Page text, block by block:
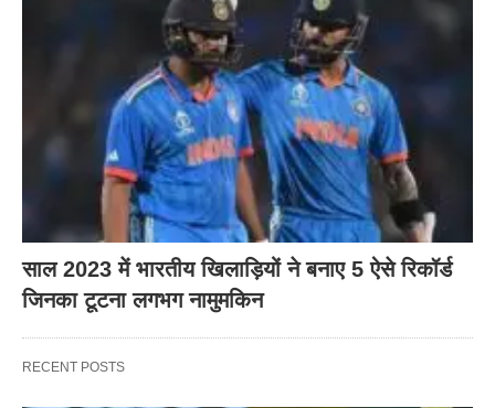
साल 2023 में भारतीय खिलाड़ियों ने बनाए 5 ऐसे रिकॉर्ड
जिनका टूटना लगभग नामुमकिन
RECENT POSTS